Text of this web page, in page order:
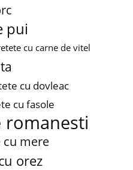
pui
cu carne de vitel
cu dovleac
cu fasole
romanesti
cu mere
orez